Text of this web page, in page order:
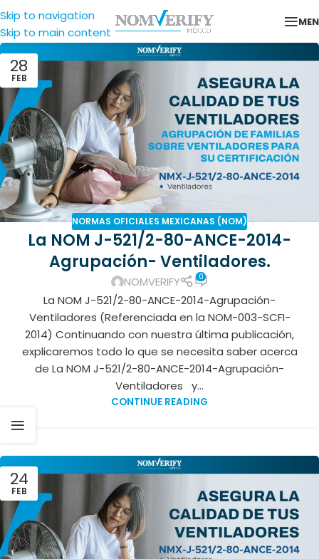
Skip to navigation
Skip to main content
28
FEB
NORMAS OFICIALES MEXICANAS (NOM)
La NOM J-521/2-80-ANCE-2014-
Agrupación- Ventiladores.
NOMVERIFY 0
La NOM J-521/2-80-ANCE-2014-Agrupación-
Ventiladores (Referenciada en la NOM-003-SCFI-
2014) Continuando con nuestra última publicación,
explicaremos todo lo que se necesita saber acerca
de La NOM J-521/2-80-ANCE-2014-Agrupación-
Ventiladores y...
CONTINUE READING
24
FEB